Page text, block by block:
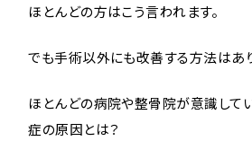
ほとんどの方はこう言われます。
でも手術以外にも改善する方法はあ
ほとんどの病院や整骨院が意識して
症の原因とは？